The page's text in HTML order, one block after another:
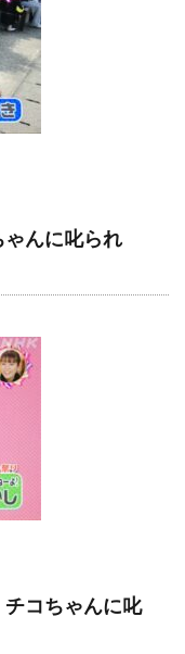
んに叱られ
コちゃんに叱